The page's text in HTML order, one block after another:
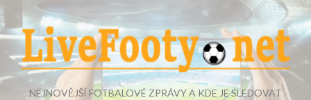
NEJNOVĚJŠÍ FOTBALOVÉ ZPRÁVY A KDE JE SLEDOVAT